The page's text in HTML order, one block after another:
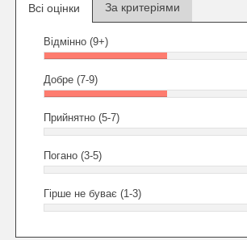
Всі оцінки За критеріями
Відмінно (9+)
Добре (7-9)
Прийнятно (5-7)
Погано (3-5)
Гірше не буває (1-3)